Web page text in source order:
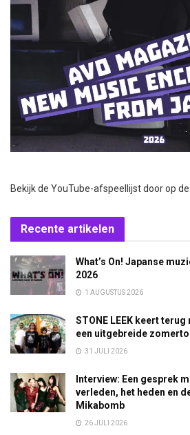
Bekijk de YouTube-afspeellijst door op
Recente artikelen
What’s On! Japanse
2026
1 AUGUSTUS 2026
STONE LEEK keert
een uitgebreide
31 JULI 2026
Interview: Een gesprek
verleden, het heden en
Mikabomb
26 JULI 2026